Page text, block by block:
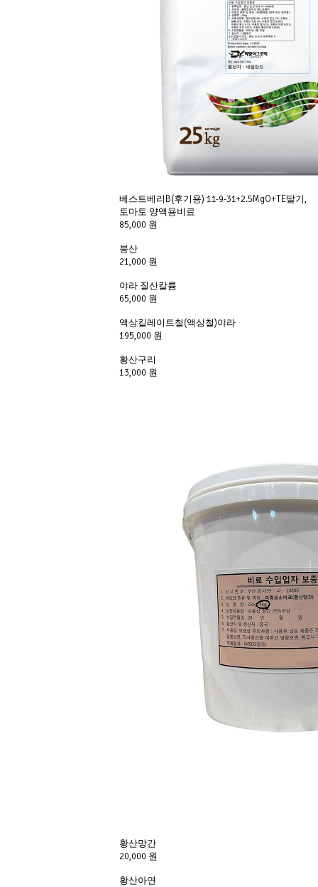
베스트베리B(후기용) 11-9-31+2.5MgO+TE딸기,
토마토 양액용비료
85,000 원
붕산
21,000 원
야라 질산칼륨
65,000 원
액상킬레이트철(액상철)야라
195,000 원
황산구리
13,000 원
황산망간
20,000 원
황산아연